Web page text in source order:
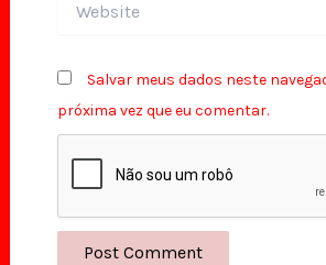
Salvar meus dados neste
próxima vez que eu comentar.